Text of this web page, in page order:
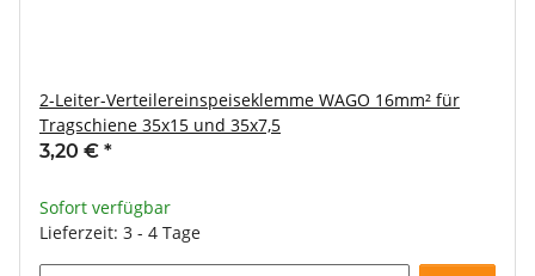
2-Leiter-Verteilereinspeiseklemme WAGO 16mm² für
Tragschiene 35x15 und 35x7,5
3,20 € *
Sofort verfügbar
Lieferzeit: 3 - 4 Tage